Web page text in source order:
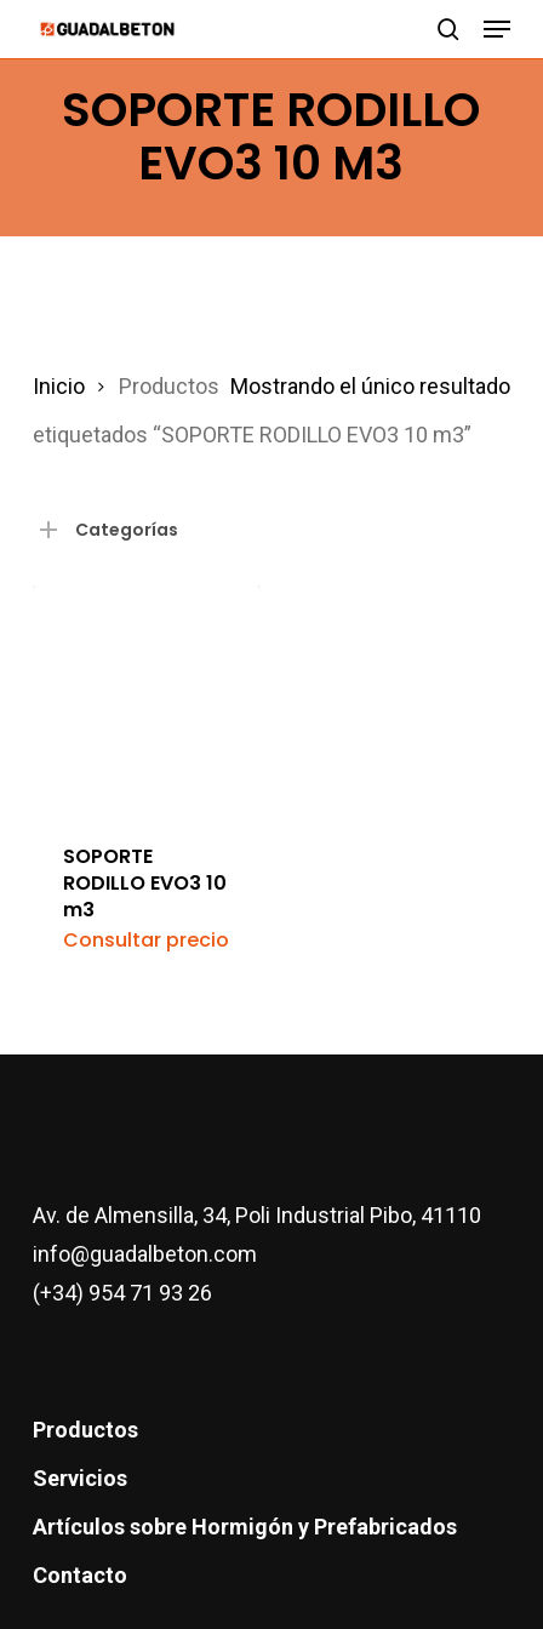
to
content
search
Menu
SOPORTE RODILLO
EVO3 10 M3
Mostrando el único resultado
Inicio
Productos
etiquetados “SOPORTE RODILLO EVO3 10 m3”
Categorías
SOPORTE
RODILLO EVO3 10
m3
Consultar precio
Av. de Almensilla, 34, Poli Industrial Pibo, 41110
info@guadalbeton.com
(+34) 954 71 93 26
Productos
Servicios
Artículos sobre Hormigón y Prefabricados
Contacto